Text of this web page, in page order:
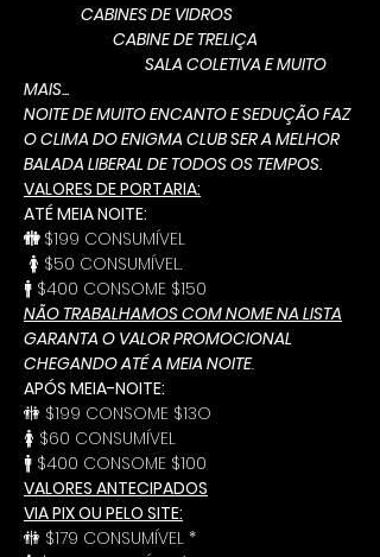
CABINES DE VIDROS
CABINE DE TRELIÇA
SALA COLETIVA E MUITO
MAIS...
NOITE DE MUITO ENCANTO E SEDUÇÃO FAZ
O CLIMA DO ENIGMA CLUB SER A MELHOR
BALADA LIBERAL DE TODOS OS TEMPOS.
VALORES DE PORTARIA:
ATÉ MEIA NOITE:
🚻 $199 CONSUMÍVEL
🚺 $50 CONSUMÍVEL.
🚹 $400 CONSOME $150
NÃO TRABALHAMOS COM NOME NA LISTA
GARANTA O VALOR PROMOCIONAL
CHEGANDO ATÉ A MEIA NOITE.
APÓS MEIA-NOITE:
🚻 $199 CONSOME $13O
🚺 $60 CONSUMÍVEL
🚹 $400 CONSOME $100
VALORES ANTECIPADOS
VIA PIX OU PELO SITE:
🚻 $179 CONSUMÍVEL *